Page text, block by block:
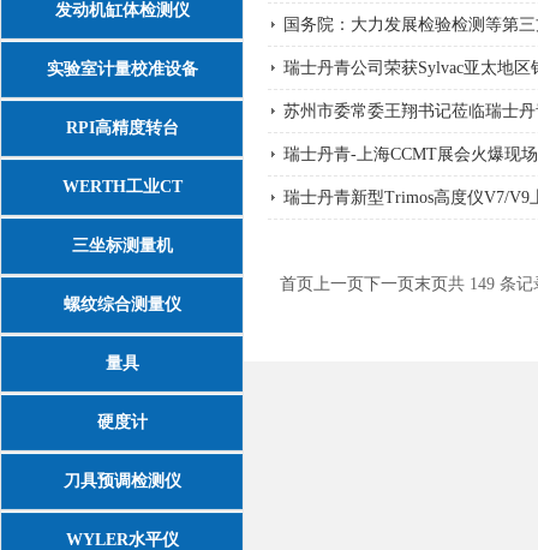
发动机缸体检测仪
实验室计量校准设备
RPI高精度转台
WERTH工业CT
三坐标测量机
螺纹综合测量仪
量具
硬度计
刀具预调检测仪
WYLER水平仪
国务院：大力发展检验检测等第
瑞士丹青公司荣获Sylvac亚太地区
苏州市委常委王翔书记莅临瑞士
瑞士丹青-上海CCMT展会火爆现
瑞士丹青新型Trimos高度仪V7/V9
共 149 条
首页上一页下一页末页